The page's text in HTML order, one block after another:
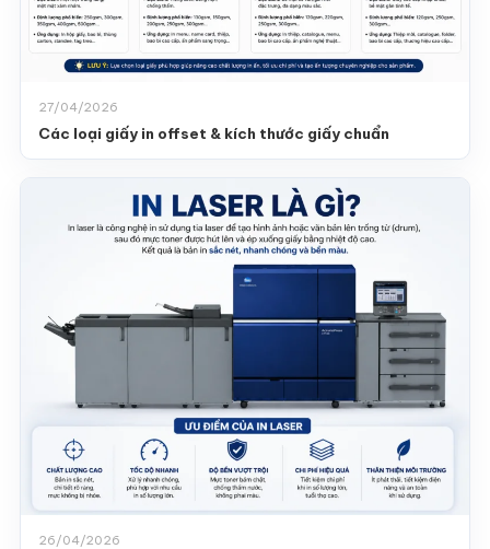
27/04/2026
Các loại giấy in offset & kích thước giấy chuẩn
26/04/2026